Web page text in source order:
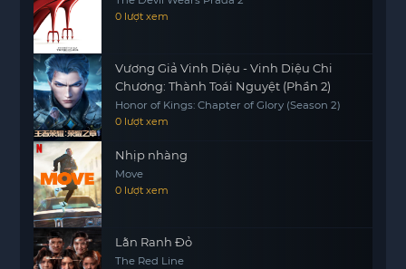
mang đến cho khán giả những giây phút hồi hộp
và cảm động.
0 lượt xem
Vương Giả Vinh Diệu - Vinh Diệu Chi
Chương: Thành Toái Nguyệt (Phần 2)
Honor of Kings: Chapter of Glory (Season 2)
0 lượt xem
Nhịp nhàng
Move
0 lượt xem
Lằn Ranh Đỏ
The Red Line